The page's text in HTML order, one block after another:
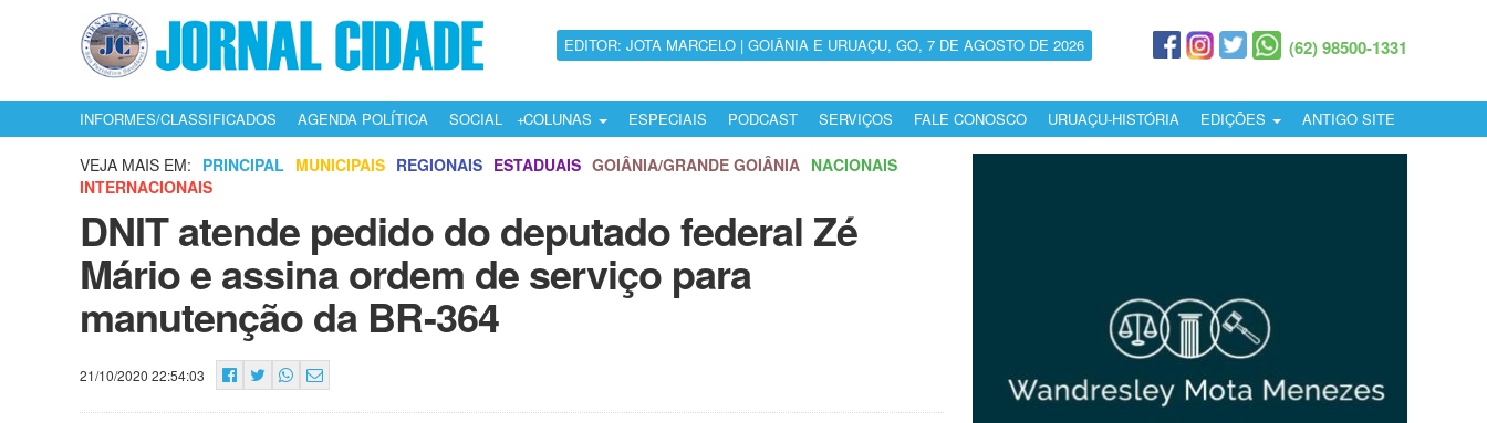
EDITOR: JOTA MARCELO | GOIÂNIA E URUAÇU, GO, 7 DE AGOSTO DE 2026 (62) 98500-1331
INFORMES/CLASSIFICADOS AGENDA POLÍTICA SOCIAL COLUNAS ESPECIAIS PODCAST SERVIÇOS FALE CONOSCO URUAÇU-HISTÓRIA EDIÇÕES ANTIGO SITE
VEJA MAIS EM: PRINCIPAL MUNICIPAIS REGIONAIS ESTADUAIS GOIÂNIA/GRANDE GOIÂNIA NACIONAIS
INTERNACIONAIS
DNIT atende pedido do deputado federal Zé
Mário e assina ordem de serviço para
manutenção da BR-364
21/10/2020 22:54:03